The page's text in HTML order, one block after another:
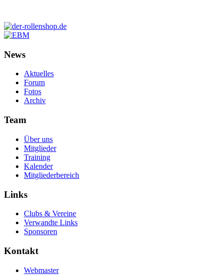
News
Aktuelles
Forum
Fotos
Archiv
Team
Über uns
Mitglieder
Training
Kalender
Mitgliederbereich
Links
Clubs & Vereine
Verwandte Links
Sponsoren
Kontakt
Webmaster